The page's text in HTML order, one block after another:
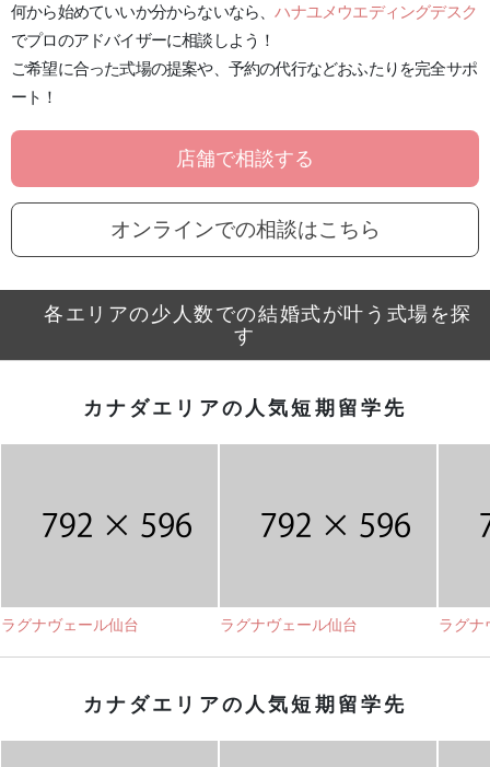
何から始めていいか分からないなら、ハナユメウエディングデスク
でプロのアドバイザーに相談しよう！
ご希望に合った式場の提案や、 予約の代行などおふたりを完全サポ
ート！
店舗で相談する
オンラインでの相談はこちら
各エリアの少人数での結婚式が叶う式場を探
す
カナダエリアの人気短期留学先
ラグナヴェール仙台 ラグナヴェール仙台 ラグナ
カナダエリアの人気短期留学先